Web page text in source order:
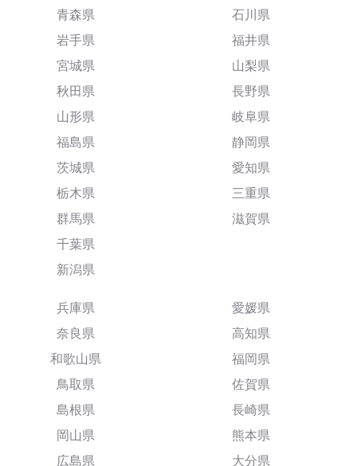
青森県
岩手県
宮城県
秋田県
山形県
福島県
茨城県
栃木県
群馬県
千葉県
新潟県
石川県
福井県
山梨県
長野県
岐阜県
静岡県
愛知県
三重県
滋賀県
兵庫県
奈良県
和歌山県
鳥取県
島根県
岡山県
広島県
愛媛県
高知県
福岡県
佐賀県
長崎県
熊本県
大分県